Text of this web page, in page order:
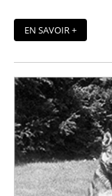
EN SAVOIR +